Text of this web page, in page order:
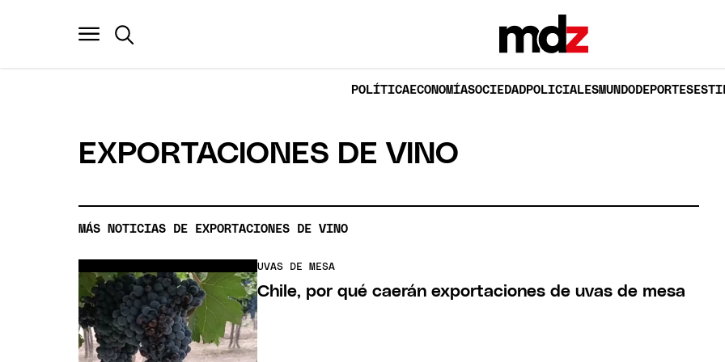
POLÍTICAECONOMÍASOCIEDADPOLICIALESMUNDODEPORTES
EXPORTACIONES DE VINO
MÁS NOTICIAS DE EXPORTACIONES DE VINO
UVAS DE MESA
Chile, por qué caerán exportaciones de uvas de mesa